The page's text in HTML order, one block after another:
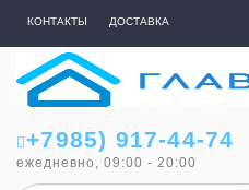
КОНТАКТЫ ДОСТАВКА
+7985) 917-44-74
ежедневно, 09:00 - 20:00